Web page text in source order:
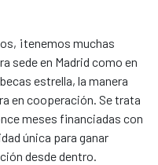
¡tenemos muchas
sede en Madrid como en
estrella, la manera
en cooperación. Se trata
meses financiadas con
única para ganar
desde dentro.